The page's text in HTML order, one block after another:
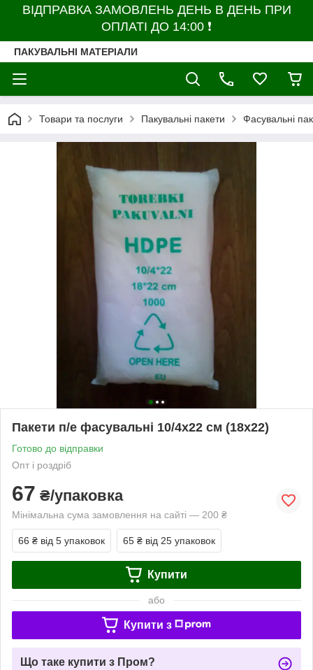
ВІДПРАВКА ЗАМОВЛЕНЬ ДЕНЬ В ДЕНЬ ПРИ
ОПЛАТІ ДО 14:00 ❗
ПАКУВАЛЬНІ МАТЕРІАЛИ
Товари та послуги Пакувальні пакети Фасувальні
Пакети п/е фасувальні 10/4х22 см (18х22)
Готово до відправки
Опт і роздріб
67 ₴/упаковка
Мінімальна сума замовлення на сайті — 200 ₴
66 ₴ від 5 упаковок 65 ₴ від 25 упаковок
Купити
або
Купити з
Що таке купити з Пром?